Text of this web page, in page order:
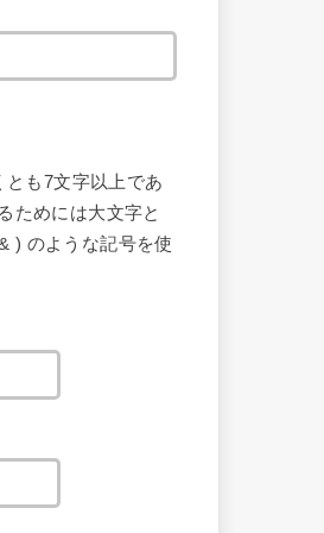
も7文字以上であ
ためには大文字と
) のような記号を使